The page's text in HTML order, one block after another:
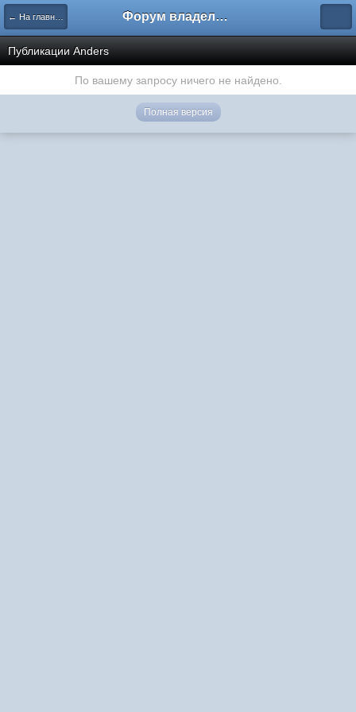
← На главную Форум владельцев интернет-магазинов
Публикации Anders
По вашему запросу ничего не найдено.
Полная версия